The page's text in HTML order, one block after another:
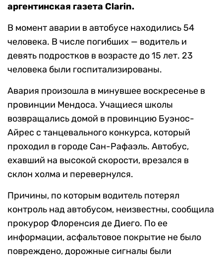
аргентинская газета Clarin.
В момент аварии в автобусе находились 54
человека. В числе погибших — водитель и
девять подростков в возрасте до 15 лет. 23
человека были госпитализированы.
Авария произошла в минувшее воскресенье в
провинции Мендоса. Учащиеся школы
возвращались домой в провинцию Буэнос-
Айрес с танцевального конкурса, который
проходил в городе Сан-Рафаэль. Автобус,
ехавший на высокой скорости, врезался в
склон холма и перевернулся.
Причины, по которым водитель потерял
контроль над автобусом, неизвестны, сообщила
прокурор Флоренсия де Диего. По ее
информации, асфальтовое покрытие не было
повреждено, дорожные сигналы были